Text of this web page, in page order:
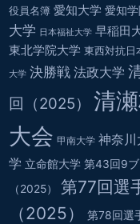
役員名簿 愛知大学 愛知
大学 日本福祉大学 早稲田
東北学院大学 東西対抗日
大学 決勝戦 法政大学
回（2025）
清
大会 甲南大学 神奈川
学 立命館大学 第43回9
（2025）
第77回選
（2025）
第78回選